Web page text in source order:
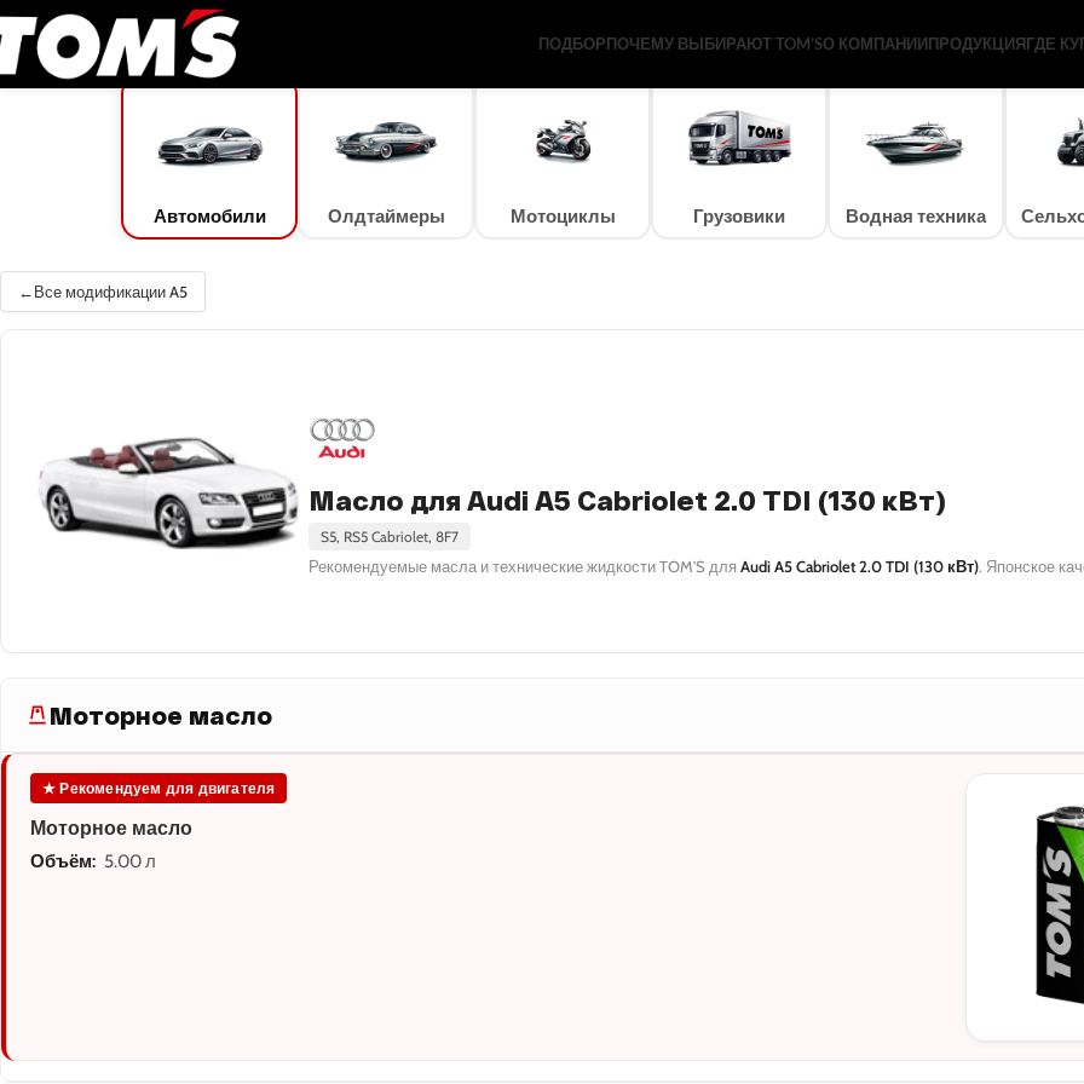
ПОДБОРПОЧЕМУ ВЫБИРАЮТ TOM’SО КОМПАНИИПРОДУКЦИЯ
5W-30 C3
5W-30 DL-1
0W-20 PAO
0W-20
0W-30 DL-1
ГДЕ
TOM'S Oil /Подбор масла /Автомобили
Автомобили Олдтаймеры Мотоциклы Грузовики Водная техника
Все модификации A5
Масло для Audi A5 Cabriolet 2.0 TDI (130 кВт)
S5, RS5 Cabriolet, 8F7
Рекомендуемые масла и технические жидкости TOM'S для Audi A5 Cabriolet 2.0 TDI (130 кВт). Японское
Моторное масло
★ Рекомендуем для двигателя
Моторное масло
Объём: 5.00 л